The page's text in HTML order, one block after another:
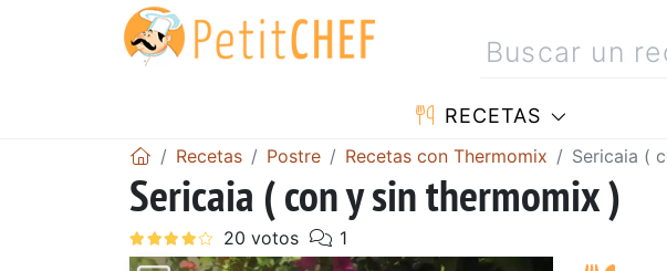
RECETAS
Recetas Postre Recetas con Thermomix Sericaia (
Sericaia ( con y sin thermomix )